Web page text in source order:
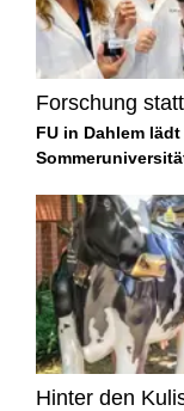
Forschung
FU in Dahlem
Hinter den